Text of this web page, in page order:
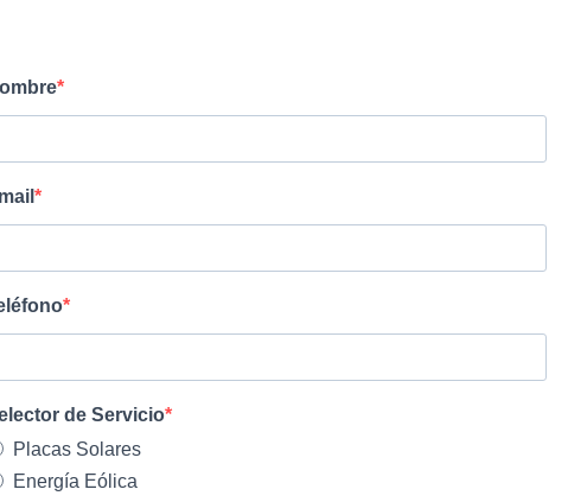
de Servicio
Placas Solares
Energía Eólica